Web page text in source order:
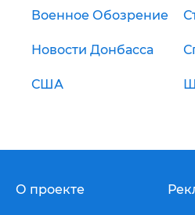
Военное Обозрение
Новости Донбасса
США
О проекте